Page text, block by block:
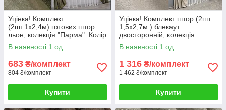
Уцінка! Комплект
(2шт.1х2,4м) готових штор
льон, колекція "Парма". Колір
оливково-коричневий. Код
1044ш 38-333
В наявності 1 од.
683 ₴/комплект
804 ₴/комплект
Купити
Уцінка! Комплект штор (2шт.
1,5х2,7м.) блекаут
двосторонній, колекція
“Scandi”. Колір бежевий. Код
1904ш 38-320
В наявності 1 од.
1 316 ₴/комплект
1 462 ₴/комплект
Купити